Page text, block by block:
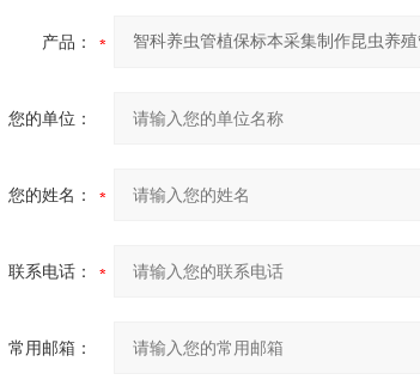
产品：
您的单位：
您的姓名：
联系电话：
常用邮箱：